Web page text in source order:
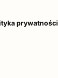
prywatności